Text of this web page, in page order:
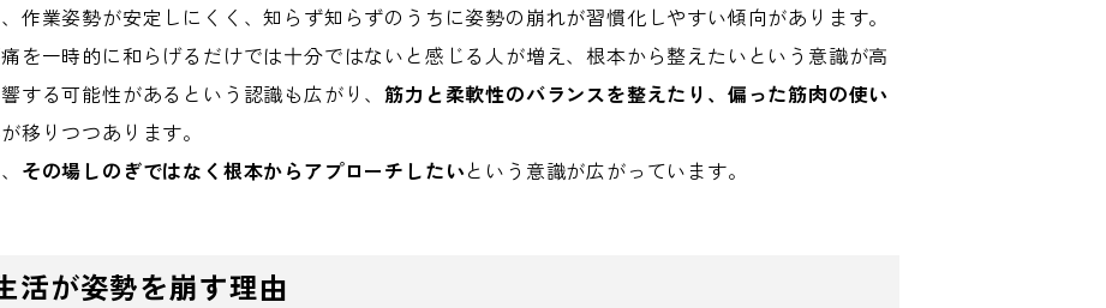
作業姿勢が安定しにくく、知らず知らずのうちに姿勢の崩れが習慣化しやすい傾向があります。
を一時的に和らげるだけでは十分ではないと感じる人が増え、根本から整えたいという意識が高
する可能性があるという認識も広がり、筋力と柔軟性のバランスを整えたり、偏った筋肉の使い
移りつつあります。
その場しのぎではなく根本からアプローチしたいという意識が広がっています。
活が姿勢を崩す理由